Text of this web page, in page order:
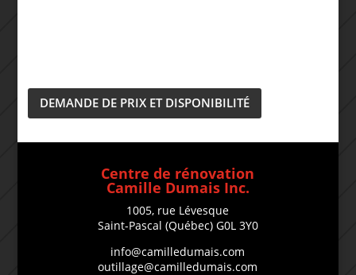
DEMANDE DE PRIX ET DISPONIBILITÉ
Centre de rénovation
Camille Dumais Inc.
1005, rue Lévesque
Saint-Pascal (Québec) G0L 3Y0
info@camilledumais.com
outillage@camilledumais.com